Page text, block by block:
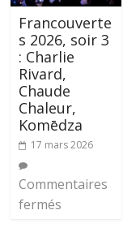
Francouverte
s 2026, soir 3
: Charlie
Rivard,
Chaude
Chaleur,
Komēdza
17 mars 2026
Commentaires
fermés